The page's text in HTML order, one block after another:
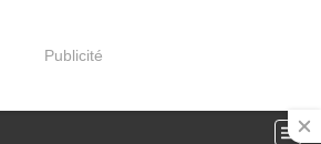
Publicité